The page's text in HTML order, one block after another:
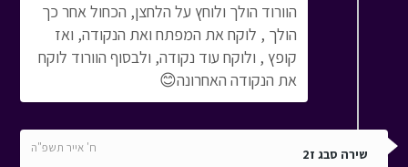
הוורוד הולך ולוחץ על הלחצן, הכחול אחר כך
הולך , לוקח את המפתח ואת הנקודה, ואז
קופץ , ולוקח עוד נקודה, ולבסוף הוורוד לוקח
את הנקודה האחרונה😊
שירה סבג ז2 ח' אייר תשפ"ה